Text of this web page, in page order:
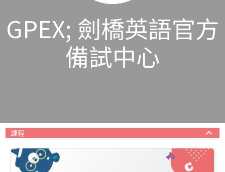
GPEX; 劍橋英語官方
備試中心
課程